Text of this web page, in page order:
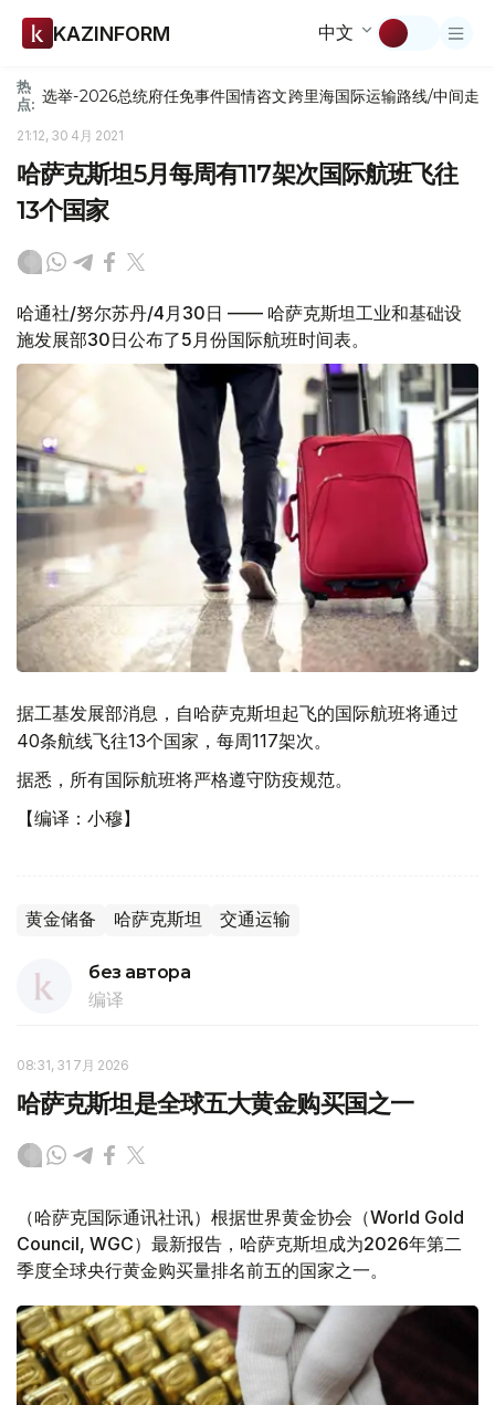
KAZINFORM 中文
热
点: 选举-2026总统府任免事件国情咨文跨里海国际运输路线/中间走廊
21:12, 30 4月 2021
哈萨克斯坦5月每周有117架次国际航班飞往
13个国家
哈通社/努尔苏丹/4月30日 —— 哈萨克斯坦工业和基础设
施发展部30日公布了5月份国际航班时间表。
据工基发展部消息，自哈萨克斯坦起飞的国际航班将通过
40条航线飞往13个国家，每周117架次。
据悉，所有国际航班将严格遵守防疫规范。
【编译：小穆】
黄金储备 哈萨克斯坦 交通运输
без автора
编译
08:31, 31 7月 2026
哈萨克斯坦是全球五大黄金购买国之一
（哈萨克国际通讯社讯）根据世界黄金协会（World Gold
Council, WGC）最新报告，哈萨克斯坦成为2026年第二
季度全球央行黄金购买量排名前五的国家之一。